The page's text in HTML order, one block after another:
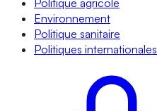
Politique agricole
Environnement
Politique sanitaire
Politiques internationales